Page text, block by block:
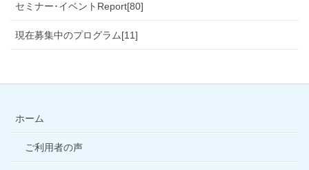
セミナー･イベントReport[80]
現在募集中のプログラム[11]
ホーム
ご利用者の声